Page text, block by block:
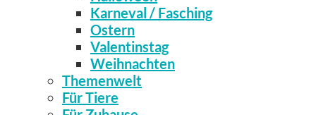
Karneval / Fasching
Ostern
Valentinstag
Weihnachten
Themenwelt
Für Tiere